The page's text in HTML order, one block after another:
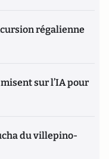
régalienne
sur l’IA pour
du villepino-